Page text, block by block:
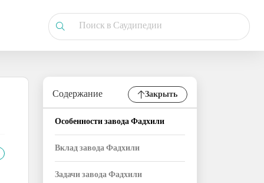
Содержание Закрыть
Особенности завода Фадхили
Вклад завода Фадхили
Задачи завода Фадхили